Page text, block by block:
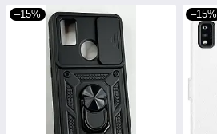
–15% –15%